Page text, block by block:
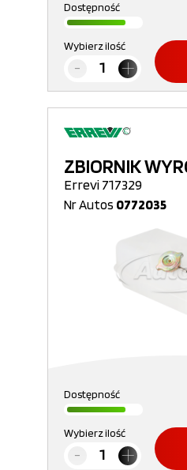
Dostępność
Wybierz ilość
ZBIORNIK
Errevi 717329
Nr Autos 0772035
Dostępność
Wybierz ilość